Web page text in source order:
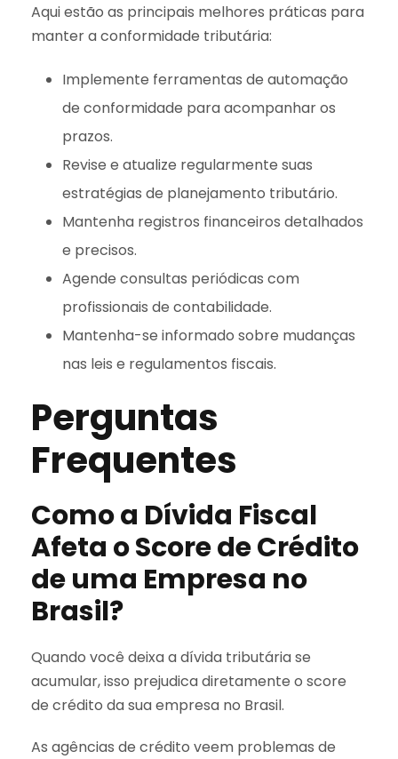
Aqui estão as principais melhores práticas para
manter a conformidade tributária:
Implemente ferramentas de automação
de conformidade para acompanhar os
prazos.
Revise e atualize regularmente suas
estratégias de planejamento tributário.
Mantenha registros financeiros detalhados
e precisos.
Agende consultas periódicas com
profissionais de contabilidade.
Mantenha-se informado sobre mudanças
nas leis e regulamentos fiscais.
Perguntas
Frequentes
Como a Dívida Fiscal
Afeta o Score de Crédito
de uma Empresa no
Brasil?
Quando você deixa a dívida tributária se
acumular, isso prejudica diretamente o score
de crédito da sua empresa no Brasil.
As agências de crédito veem problemas de